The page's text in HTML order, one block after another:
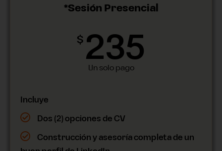
*Sesión Presencial
$ 235
Un solo pago
Incluye
Dos (2) opciones de CV
Construcción y asesoría completa de un